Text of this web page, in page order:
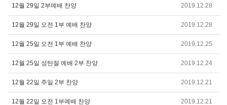
12월 29일 2부예배 찬양 2019.12.28
12월 29일 오전 1부 예배 찬양 2019.12.28
12월 25일 오전 1부 예배 찬양 2019.12.25
12월 25일 성탄절 예배 2부 찬양 2019.12.24
12월 22일 주일 2부 찬양 2019.12.21
12월 22일 오전 1부예배 찬양 2019.12.21